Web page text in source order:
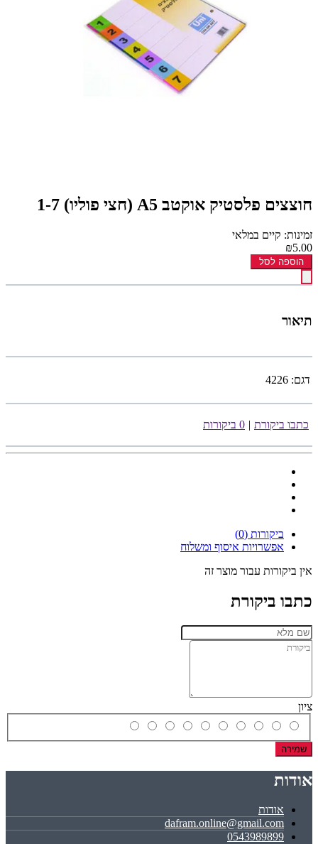
חוצצים פלסטיק אוקטב A5 (חצי פוליו) 1-7
זמינות: קיים במלאי
₪5.00
הוספה לסל
תיאור
דגם: 4226
כתבו ביקורת | 0 ביקורות
ביקורות (0)
אפשרויות איסוף ומשלוח
אין ביקורות עבור מוצר זה
כתבו ביקורת
ציון
שמירה
אודות
אודות
dafram.online@gmail.com
0543989899